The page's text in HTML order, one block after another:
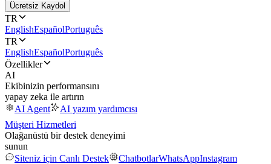
Ücretsiz Kaydol
TR
EnglishEspañolPortuguês
TR
EnglishEspañolPortuguês
Özellikler
AI
Ekibinizin performansını
yapay zeka ile artırın
AI Agent
AI yazım yardımcısı
Müşteri Hizmetleri
Olağanüstü bir destek deneyimi
sunun
Siteniz için Canlı Destek
ChatbotlarWhatsAppInstagram